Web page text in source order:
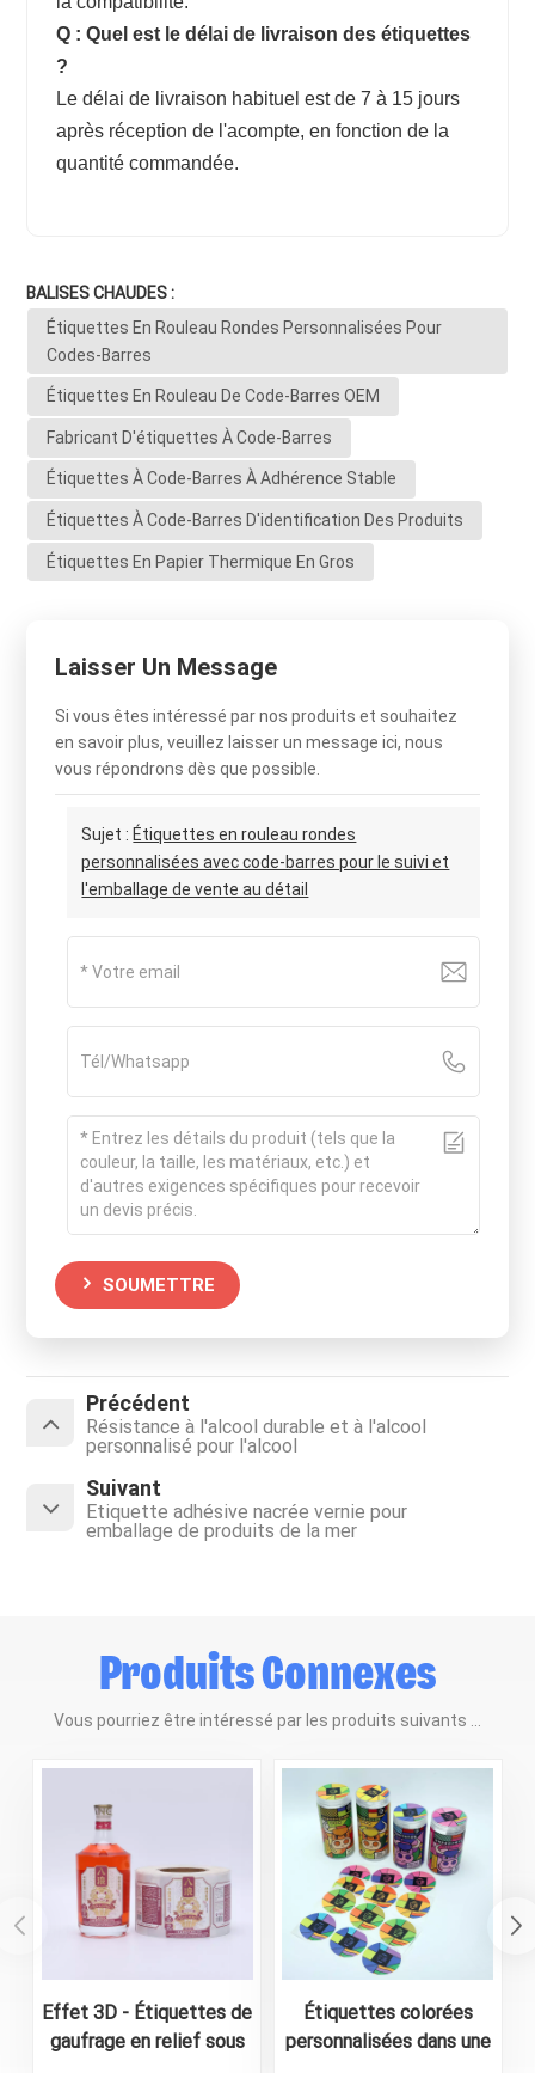
Q : Quel est le délai de livraison des étiquettes
?
Le délai de livraison habituel est de 7 à 15 jours
après réception de l'acompte, en fonction de la
quantité commandée.
BALISES CHAUDES :
Étiquettes En Rouleau Rondes Personnalisées Pour
Codes-Barres
Étiquettes En Rouleau De Code-Barres OEM
Fabricant D'étiquettes À Code-Barres
Étiquettes À Code-Barres À Adhérence Stable
Étiquettes À Code-Barres D'identification Des Produits
Étiquettes En Papier Thermique En Gros
Laisser Un Message
Si vous êtes intéressé par nos produits et souhaitez
en savoir plus, veuillez laisser un message ici, nous
vous répondrons dès que possible.
Sujet : Étiquettes en rouleau rondes
personnalisées avec code-barres pour le suivi et
l'emballage de vente au détail
SOUMETTRE
Précédent
Résistance à l'alcool durable et à l'alcool
personnalisé pour l'alcool
Suivant
Étiquette adhésive nacrée vernie pour
emballage de produits de la mer
Produits Connexes
Vous pourriez être intéressé par les produits suivants ...
Effet 3D - Étiquettes de
gaufrage en relief sous
Étiquettes colorées
personnalisées dans une